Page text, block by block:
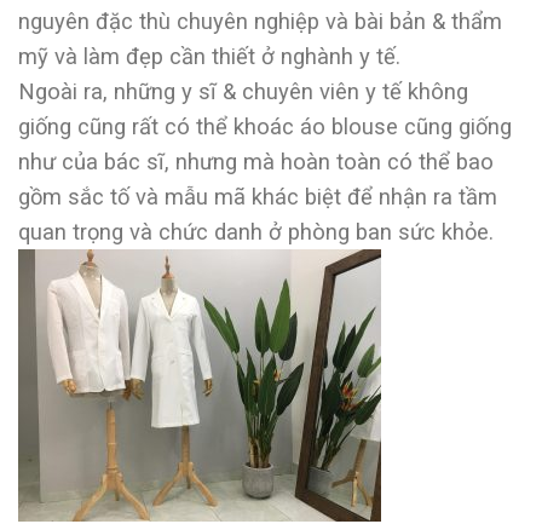
nguyên đặc thù chuyên nghiệp và bài bản & thẩm
mỹ và làm đẹp cần thiết ở nghành y tế.
Ngoài ra, những y sĩ & chuyên viên y tế không
giống cũng rất có thể khoác áo blouse cũng giống
như của bác sĩ, nhưng mà hoàn toàn có thể bao
gồm sắc tố và mẫu mã khác biệt để nhận ra tầm
quan trọng và chức danh ở phòng ban sức khỏe.